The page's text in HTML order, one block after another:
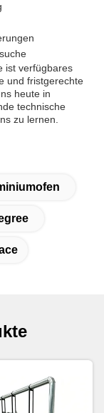
ist verfügbares
und fristgerechte
heute in
technische
zu lernen.